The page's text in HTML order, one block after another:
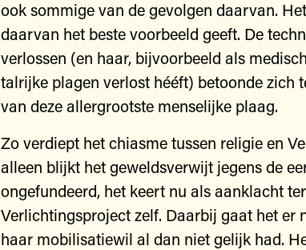
ook sommige van de gevolgen daarvan.
daarvan het beste voorbeeld geeft. De
verlossen (en haar, bijvoorbeeld als
talrijke plagen verlost hééft) betoonde zich
van deze allergrootste menselijke plaag.
Zo verdiept het chiasme tussen religie en
alleen blijkt het geweldsverwijt jegens de
ongefundeerd, het keert nu als aanklacht
Verlichtingsproject zelf. Daarbij gaat het er
haar mobilisatiewil al dan niet gelijk had.